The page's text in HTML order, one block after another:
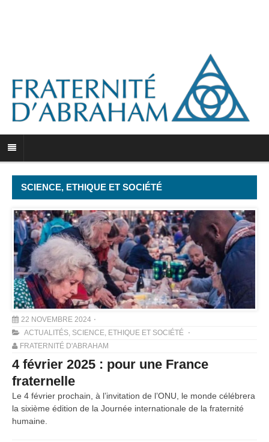
SCIENCE, ETHIQUE ET SOCIÉTÉ
22 NOVEMBRE 2024
ACTUALITÉS, SCIENCE, ETHIQUE ET SOCIÉTÉ
FRATERNITÉ D'ABRAHAM
4 février 2025 : pour une France
fraternelle
Le 4 février prochain, à l’invitation de l’ONU, le monde célébrera
la sixième édition de la Journée internationale de la fraternité
humaine.